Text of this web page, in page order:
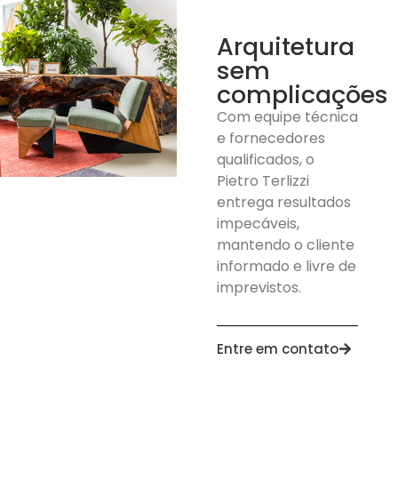
Arquitetura
sem
complicações
Com equipe técnica
e fornecedores
qualificados, o
Pietro Terlizzi
entrega resultados
impecáveis,
mantendo o cliente
informado e livre de
imprevistos.
Entre em contato